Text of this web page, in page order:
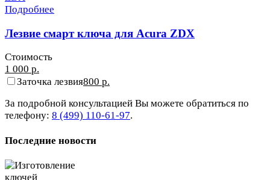
Подробнее
Лезвие смарт ключа для Acura ZDX
Стоимость
1 000 р.
Заточка лезвия800 р.
За подробной консультацией Вы можете обратиться по
телефону: 8 (499) 110-61-97.
Последние новости